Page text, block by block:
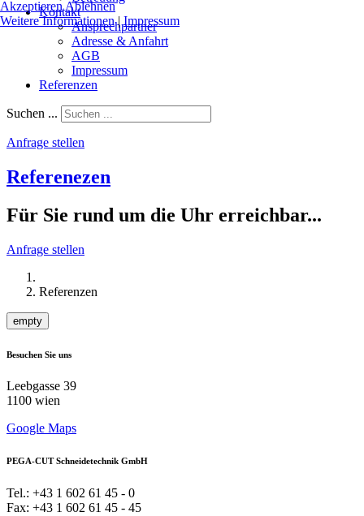
Kontakt
Ansprechpartner
Adresse & Anfahrt
AGB
Impressum
Referenzen
Suchen ...
Anfrage stellen
Referenezen
Für Sie rund um die Uhr erreichbar...
Anfrage stellen
Referenzen
empty
Besuchen Sie uns
Leebgasse 39
1100 wien
Google Maps
PEGA-CUT Schneidetechnik GmbH
Tel.: +43 1 602 61 45 - 0
Fax: +43 1 602 61 45 - 45
Akzeptieren Ablehnen
Weitere Informationen| Impressum